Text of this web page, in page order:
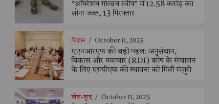
“ऑपरेशन गोल्डन स्वीप” में 12.58 करोड़ का
सोना जब्त, 13 गिरफ्तार
विज्ञान / October 11, 2025
एएनआरएफ की बड़ी पहल: अनुसंधान,
विकास और नवाचार (RDI) कोष के संचालन
के लिए एसपीएफ की स्थापना को मिली मंज़ूरी
खेल-कूद / October 11, 2025